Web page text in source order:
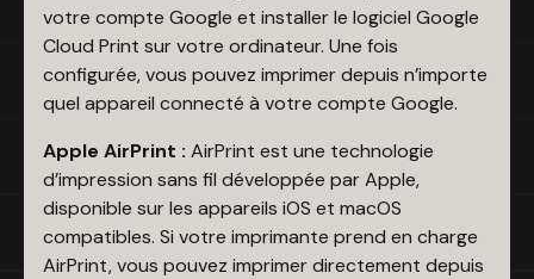
votre compte Google et installer le logiciel Google
Cloud Print sur votre ordinateur. Une fois
configurée, vous pouvez imprimer depuis n’importe
quel appareil connecté à votre compte Google.
Apple AirPrint : AirPrint est une technologie
d’impression sans fil développée par Apple,
disponible sur les appareils iOS et macOS
compatibles. Si votre imprimante prend en charge
AirPrint, vous pouvez imprimer directement depuis